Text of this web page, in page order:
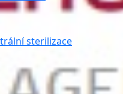
sterilizace